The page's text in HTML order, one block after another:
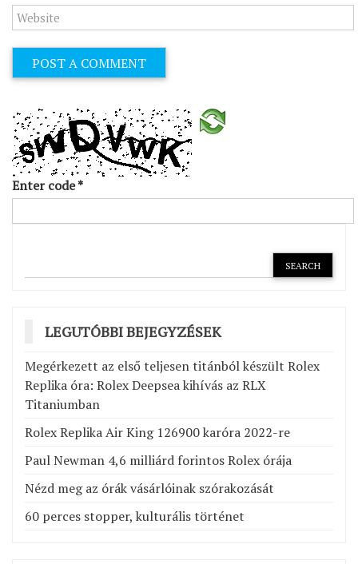
Enter code*
LEGUTÓBBI BEJEGYZÉSEK
Megérkezett az első teljesen titánból készült Rolex
Replika óra: Rolex Deepsea kihívás az RLX
Titaniumban
Rolex Replika Air King 126900 karóra 2022-re
Paul Newman 4,6 milliárd forintos Rolex órája
Nézd meg az órák vásárlóinak szórakozását
60 perces stopper, kulturális történet